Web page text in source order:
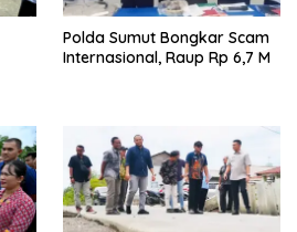
Polda Sumut Bongkar Scam
Internasional, Raup Rp 6,7 M